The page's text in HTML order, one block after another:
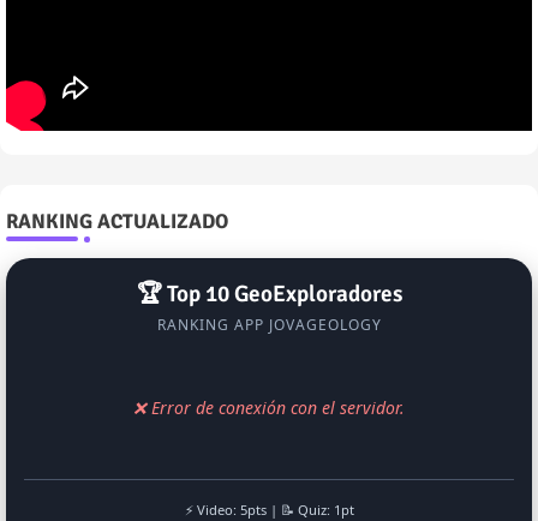
RANKING ACTUALIZADO
🏆 Top 10 GeoExploradores
RANKING APP JOVAGEOLOGY
❌ Error de conexión con el servidor.
⚡ Video: 5pts | 📝 Quiz: 1pt